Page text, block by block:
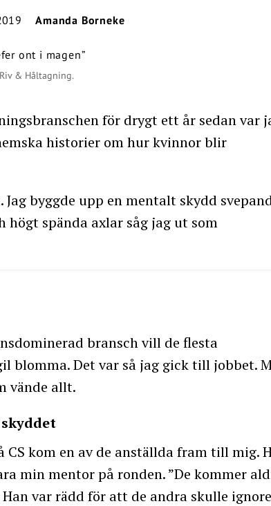
Amanda Borneke
& Håltagning.
för drygt ett år sedan var
historier om hur kvinnor blir
byggde upp en mentalt skydd
högt spända axlar såg jag ut som
bransch vill de flesta
blomma. Det var så jag gick till jobbet.
vände allt.
kom en av de anställda fram till mig.
min mentor på ronden. ”De kommer
var rädd för att de andra skulle